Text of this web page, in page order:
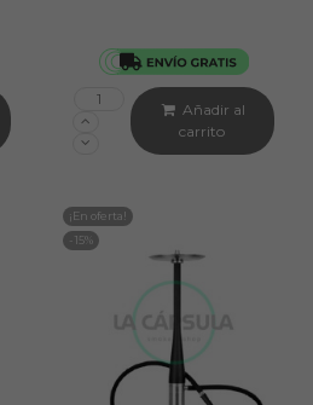
Añadir al
carrito
¡En oferta!
-15%